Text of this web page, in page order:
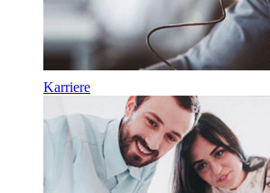
Karriere